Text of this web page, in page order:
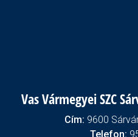
Vas Vármegyei SZC
Cím: 9600
Telefon: